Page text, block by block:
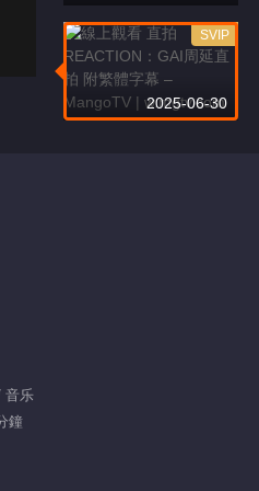
2025-06-30
SVIP
音乐
鐘